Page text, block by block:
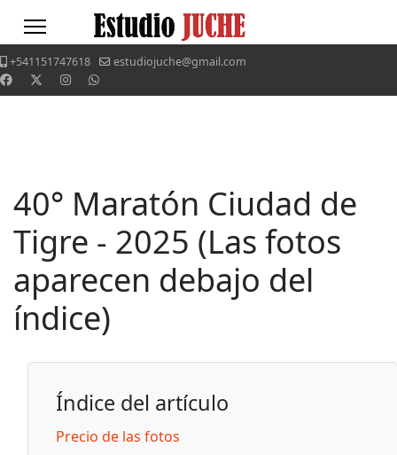
+541151747618 estudiojuche@gmail.com
40° Maratón Ciudad de
Tigre - 2025 (Las fotos
aparecen debajo del
índice)
Índice del artículo
Precio de las fotos